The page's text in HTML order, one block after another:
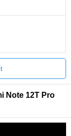
Note 12T Pro